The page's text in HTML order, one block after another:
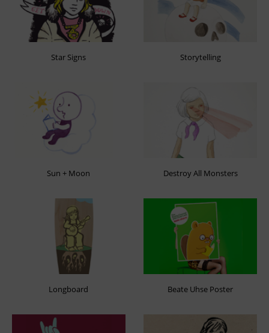
Star Signs Storytelling
Sun + Moon Destroy All Monsters
Longboard Beate Uhse Poster